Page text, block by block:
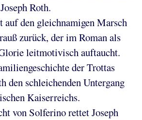
Roth.
auf den gleichnamigen Marsch
zurück, der im Roman als
leitmotivisch auftaucht.
der Trottas
den schleichenden Untergang
Kaiserreichs.
von Solferino rettet Joseph